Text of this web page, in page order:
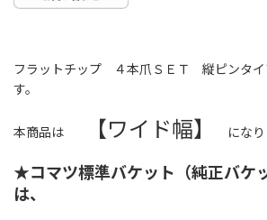
フラットチップ ４本爪ＳＥＴ 縦ピンタ
す。
本商品は 【ワイド幅】 になり
★コマツ標準バケット（純正バケ
は、